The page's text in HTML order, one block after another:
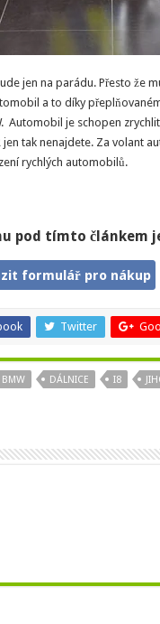
jen na parádu. Přesto že
a to díky
Automobil je schopen
jen tak nenajdete. Za volant
rychlých automobilů.
pod tímto článkem
formulář pro nákup
Twitter
BMW DÁLNICE I8